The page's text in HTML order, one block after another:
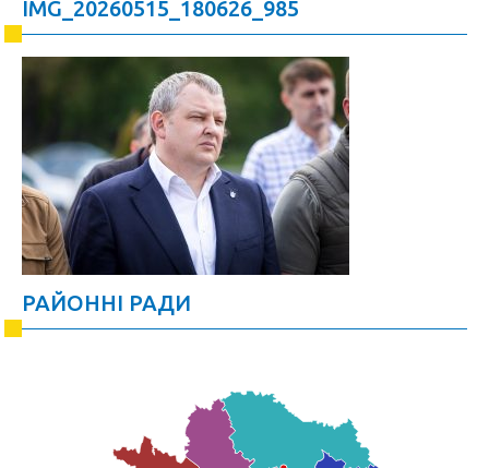
IMG_20260515_180626_985
РАЙОННІ РАДИ